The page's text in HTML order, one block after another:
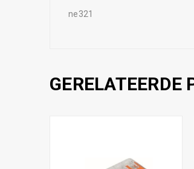
ne321
GERELATEERDE